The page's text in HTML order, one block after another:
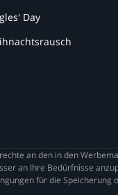
Day
an den in den
an Ihre Bedürfnisse
für die